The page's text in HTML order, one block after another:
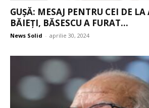
GUȘĂ: MESAJ PENTRU CEI DE
BĂIEȚI, BĂSESCU A FURAT...
News Solid - aprilie 30, 2024